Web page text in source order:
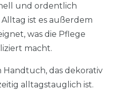
und ordentlich
ist es außerdem
was die Pflege
macht.
Handtuch, das dekorativ
alltagstauglich ist.